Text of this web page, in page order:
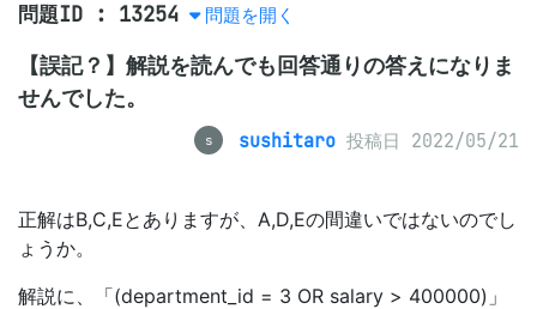
問題ID : 13254 問題を開く
【誤記？】解説を読んでも回答通りの答えになりま
せんでした。
s sushitaro 投稿日 2022/05/21
正解はB,C,Eとありますが、A,D,Eの間違いではないのでし
ょうか。
解説に、「(department_id = 3 OR salary > 400000)」